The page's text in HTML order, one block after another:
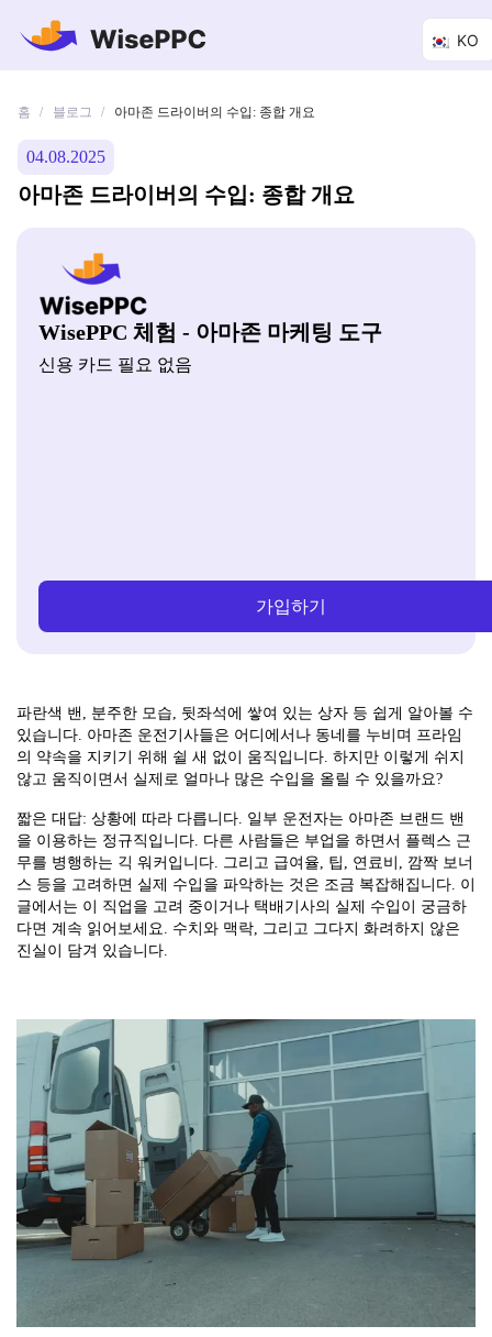
KO
홈 / 블로그 / 아마존 드라이버의 수입: 종합 개요
04.08.2025
아마존 드라이버의 수입: 종합 개요
WisePPC 체험 - 아마존 마케팅 도구
신용 카드 필요 없음
가입하기
파란색 밴, 분주한 모습, 뒷좌석에 쌓여 있는 상자 등 쉽게 알아볼 수
있습니다. 아마존 운전기사들은 어디에서나 동네를 누비며 프라임
의 약속을 지키기 위해 쉴 새 없이 움직입니다. 하지만 이렇게 쉬지
않고 움직이면서 실제로 얼마나 많은 수입을 올릴 수 있을까요?
짧은 대답: 상황에 따라 다릅니다. 일부 운전자는 아마존 브랜드 밴
을 이용하는 정규직입니다. 다른 사람들은 부업을 하면서 플렉스 근
무를 병행하는 긱 워커입니다. 그리고 급여율, 팁, 연료비, 깜짝 보너
스 등을 고려하면 실제 수입을 파악하는 것은 조금 복잡해집니다. 이
글에서는 이 직업을 고려 중이거나 택배기사의 실제 수입이 궁금하
다면 계속 읽어보세요. 수치와 맥락, 그리고 그다지 화려하지 않은
진실이 담겨 있습니다.